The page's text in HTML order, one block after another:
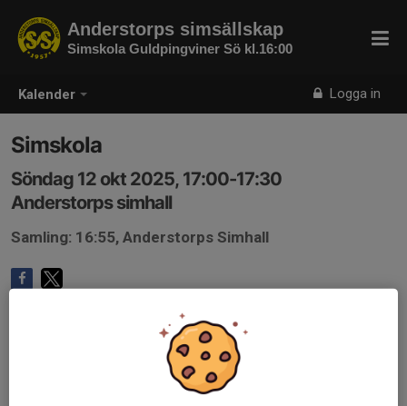
Kalender Logga in
Anderstorps simsällskap
Simskola Guldpingviner Sö kl.16:00
Simskola
Söndag 12 okt 2025, 17:00-17:30
Anderstorps simhall
Samling: 16:55, Anderstorps Simhall